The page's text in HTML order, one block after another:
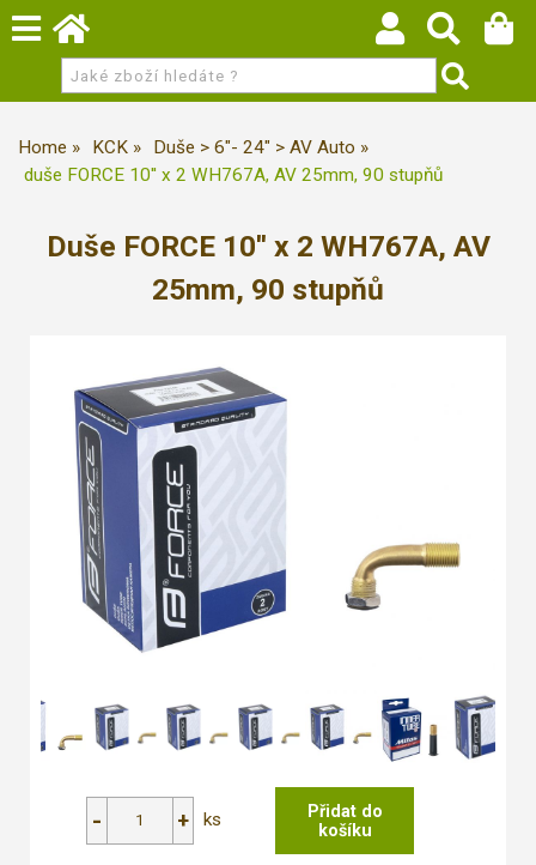
Home KCK
Duše > 6"- 24" > AV Auto
duše FORCE 10'' x 2 WH767A, AV 25mm, 90 stupňů
Duše FORCE 10'' x 2 WH767A, AV
25mm, 90 stupňů
ks